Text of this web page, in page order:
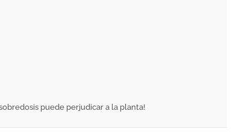
puede perjudicar a la planta!